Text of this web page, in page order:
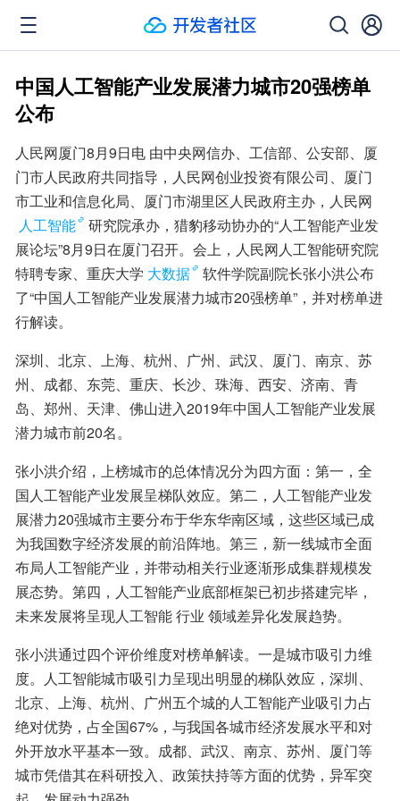
中国人工智能产业发展潜力城市20强榜单
公布
人民网厦门8月9日电 由中央网信办、工信部、公安部、厦
门市人民政府共同指导，人民网创业投资有限公司、厦门
市工业和信息化局、厦门市湖里区人民政府主办，人民网
人工智能
研究院承办，猎豹移动协办的“人工智能产业发
展论坛”8月9日在厦门召开。会上，人民网人工智能研究院
特聘专家、重庆大学 大数据
软件学院副院长张小洪公布
了“中国人工智能产业发展潜力城市20强榜单”，并对榜单进
行解读。
深圳、北京、上海、杭州、广州、武汉、厦门、南京、苏
州、成都、东莞、重庆、长沙、珠海、西安、济南、青
岛、郑州、天津、佛山进入2019年中国人工智能产业发展
潜力城市前20名。
张小洪介绍，上榜城市的总体情况分为四方面：第一，全
国人工智能产业发展呈梯队效应。第二，人工智能产业发
展潜力20强城市主要分布于华东华南区域，这些区域已成
为我国数字经济发展的前沿阵地。第三，新一线城市全面
布局人工智能产业，并带动相关行业逐渐形成集群规模发
展态势。第四，人工智能产业底部框架已初步搭建完毕，
未来发展将呈现人工智能 行业 领域差异化发展趋势。
张小洪通过四个评价维度对榜单解读。一是城市吸引力维
度。人工智能城市吸引力呈现出明显的梯队效应，深圳、
北京、上海、杭州、广州五个城的人工智能产业吸引力占
绝对优势，占全国67%，与我国各城市经济发展水平和对
外开放水平基本一致。成都、武汉、南京、苏州、厦门等
城市凭借其在科研投入、政策扶持等方面的优势，异军突